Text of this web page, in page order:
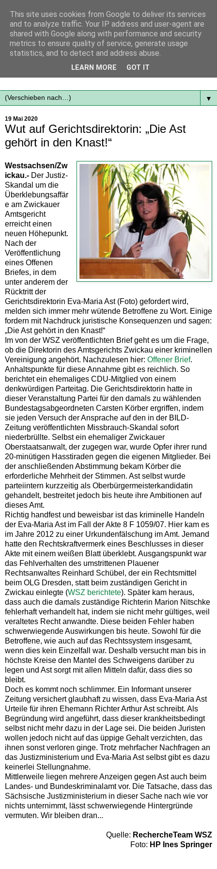
Mit frischen Themen aus der Region immer auf dem
▼
19 Mai 2020
Wut auf Gerichtsdirektorin: „Die Ast
gehört in den Knast!“
Westsachsen/Zw
ickau.- Der Justiz-
Skandal um die
Überklebungsaffär
e am Zwickauer
Amtsgericht
erreicht einen
neuen Höhepunkt.
Nach der
Veröffentlichung
eines Offenen
Briefes, in dem
unter anderem der
Rücktritt der
Gerichtsdirektorin Eva-Maria Ast (Foto) gefordert wird,
melden sich immer mehr wütende Betroffene zu Wort. Einige
fordern mit Nachdruck juristische Konsequenzen und sagen:
„Die Ast gehört in den Knast!“
Im von der WSZ veröffentlichten Brief geht es um die Frage,
ob die Direktorin des Amtsgerichts Zwickau einer kriminellen
Vereinigung angehört. Nachzulesen hier: Offener Brief.
Anhaltspunkte für diese Annahme gibt es reichlich. So
berichtet ein ehemaliges CDU-Mitglied von einem
denkwürdigen Parteitag. Die Gerichtsdirektorin hatte in
dieser Veranstaltung Partei für den damals zu wählenden
Bundestagsabgeordneten Carsten Körber ergriffen, indem
sie jeden Versuch der Ansprache auf den in der BILD-
Zeitung veröffentlichten Missbrauch-Skandal sofort
niederbrüllte. Selbst ein ehemaliger Zwickauer
Oberstaatsanwalt, der zugegen war, wurde Opfer ihrer rund
20-minütigen Hasstiraden gegen die eigenen Mitglieder. Bei
der anschließenden Abstimmung bekam Körber die
erforderliche Mehrheit der Stimmen. Ast selbst wurde
parteiintern kurzzeitig als Oberbürgermeisterkandidatin
gehandelt, bestreitet jedoch bis heute ihre Ambitionen auf
dieses Amt.
Richtig handfest und beweisbar ist das kriminelle Handeln
der Eva-Maria Ast im Fall der Akte 8 F 1059/07. Hier kam es
im Jahre 2012 zu einer Urkundenfälschung im Amt. Jemand
hatte den Rechtskraftvermerk eines Beschlusses in dieser
Akte mit einem weißen Blatt überklebt. Ausgangspunkt war
das Fehlverhalten des umstrittenen Plauener
Rechtsanwaltes Reinhard Schübel, der ein Rechtsmittel
beim OLG Dresden, statt beim zuständigen Gericht in
Zwickau einlegte (WSZ berichtete). Später kam heraus,
dass auch die damals zuständige Richterin Marion Nitschke
fehlerhaft verhandelt hat, indem sie nicht mehr gültiges, weil
veraltetes Recht anwandte. Diese beiden Fehler haben
schwerwiegende Auswirkungen bis heute. Sowohl für die
Betroffene, wie auch auf das Rechtssystem insgesamt,
wenn dies kein Einzelfall war. Deshalb versucht man bis in
höchste Kreise den Mantel des Schweigens darüber zu
legen und Ast sorgt mit allen Mitteln dafür, dass dies so
bleibt.
Doch es kommt noch schlimmer. Ein Informant unserer
Zeitung versichert glaubhaft zu wissen, dass Eva-Maria Ast
Urteile für ihren Ehemann Richter Arthur Ast schreibt. Als
Begründung wird angeführt, dass dieser krankheitsbedingt
selbst nicht mehr dazu in der Lage sei. Die beiden Juristen
wollen jedoch nicht auf das üppige Gehalt verzichten, das
ihnen sonst verloren ginge. Trotz mehrfacher Nachfragen an
das Justizministerium und Eva-Maria Ast selbst gibt es dazu
keinerlei Stellungnahme.
Mittlerweile liegen mehrere Anzeigen gegen Ast auch beim
Landes- und Bundeskriminalamt vor. Die Tatsache, dass das
Sächsische Justizministerium in dieser Sache nach wie vor
nichts unternimmt, lässt schwerwiegende Hintergründe
vermuten. Wir bleiben dran...
Quelle: RechercheTeam WSZ
Foto: HP Ines Springer
This site uses cookies from Google to deliver its services
and to analyze traffic. Your IP address and user-agent are
shared with Google along with performance and security
metrics to ensure quality of service, generate usage
statistics, and to detect and address abuse.
LEARN MORE GOT IT